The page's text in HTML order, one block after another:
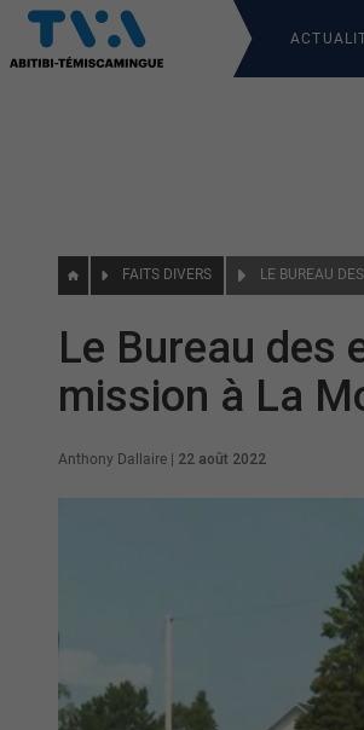
FAITS DIVERS
Le Bureau des
mission à La
Anthony Dallaire 22 août 2022